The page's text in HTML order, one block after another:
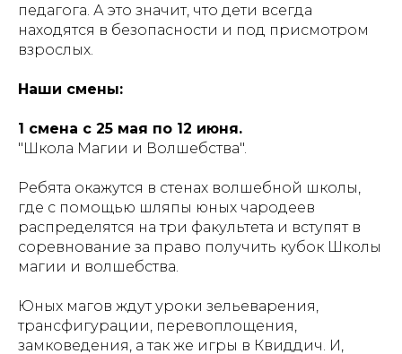
педагога. А это значит, что дети всегда
находятся в безопасности и под присмотром
взрослых.
Наши смены:
1 смена с 25 мая по 12 июня.
"Школа Магии и Волшебства".
Ребята окажутся в стенах волшебной школы,
где с помощью шляпы юных чародеев
распределятся на три факультета и вступят в
соревнование за право получить кубок Школы
магии и волшебства.
Юных магов ждут уроки зельеварения,
трансфигурации, перевоплощения,
замковедения, а так же игры в Квиддич. И,